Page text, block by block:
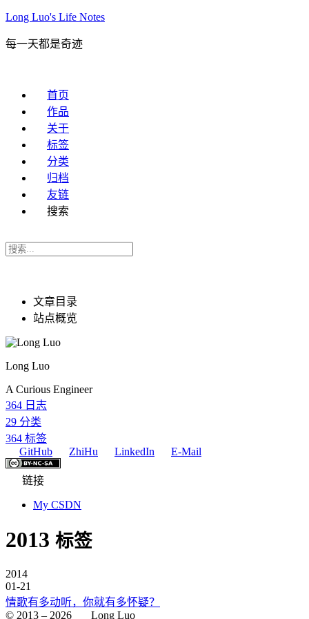
Long Luo's Life Notes
每一天都是奇迹
首页
作品
关于
标签
分类
归档
友链
搜索
文章目录
站点概览
Long Luo
A Curious Engineer
364 日志
29 分类
364 标签
GitHub
ZhiHu LinkedIn E-Mail
链接
My CSDN
2013 标签
2014
01-21
情歌有多动听，你就有多怀疑？
© 2013 – 2026 Long Luo